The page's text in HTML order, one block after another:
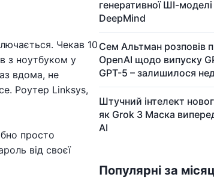
Чекав 10
з ноутбуком у
вдома, не
Роутер Linksys,
просто
від своєї
генеративної ШІ-моделі
DeepMind
Сем Альтман розповів
OpenAI щодо випуску
GPT-5 – залишилося
Штучний інтелект
як Grok 3 Маска
AI
Популярні за